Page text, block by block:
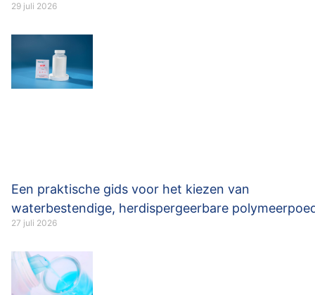
29 juli 2026
Een praktische gids voor het kiezen van
waterbestendige, herdispergeerbare
27 juli 2026